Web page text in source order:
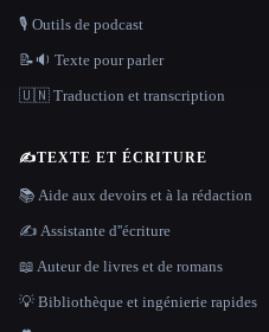
🎙️ Outils de podcast
📝🔉 Texte pour parler
🇺🇳 Traduction et transcription
✍️TEXTE ET ÉCRITURE
📚 Aide aux devoirs et à la rédaction
✍️ Assistante d''écriture
📖 Auteur de livres et de romans
💡 Bibliothèque et ingénierie rapides